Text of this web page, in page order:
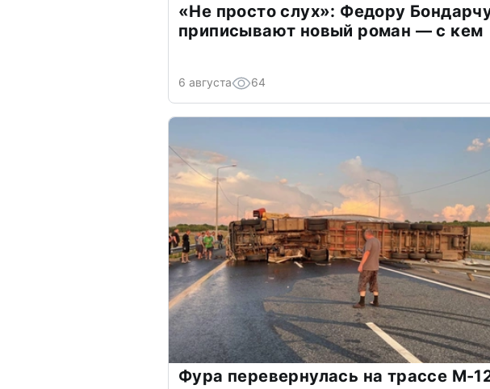
«Не просто слух»: Федору
приписывают новый роман — с кем
6 августа 64
Фура перевернулась на трассе М-